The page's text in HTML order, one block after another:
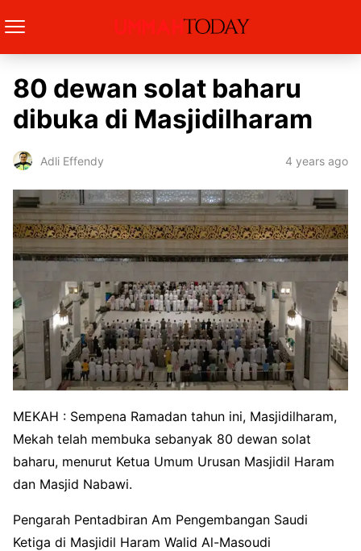
80 dewan solat baharu
dibuka di Masjidilharam
Adli Effendy 4 years ago
MEKAH : Sempena Ramadan tahun ini, Masjidilharam,
Mekah telah membuka sebanyak 80 dewan solat
baharu, menurut Ketua Umum Urusan Masjidil Haram
dan Masjid Nabawi.
Pengarah Pentadbiran Am Pengembangan Saudi
Ketiga di Masjidil Haram Walid Al-Masoudi